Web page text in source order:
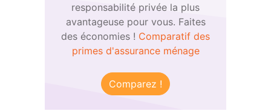
responsabilité privée la plus
avantageuse pour vous. Faites
des économies ! Comparatif des
primes d'assurance ménage
Comparez !